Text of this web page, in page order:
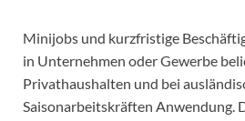
Minijobs und kurzfristige
in Unternehmen oder Gewerbe
Privathaushalten und bei
Saisonarbeitskräften Anwendung.